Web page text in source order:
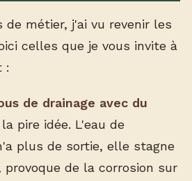
de métier, j'ai vu revenir les
celles que je vous invite à
:
de drainage avec du
pire idée. L'eau de
plus de sortie, elle stagne
de la corrosion sur